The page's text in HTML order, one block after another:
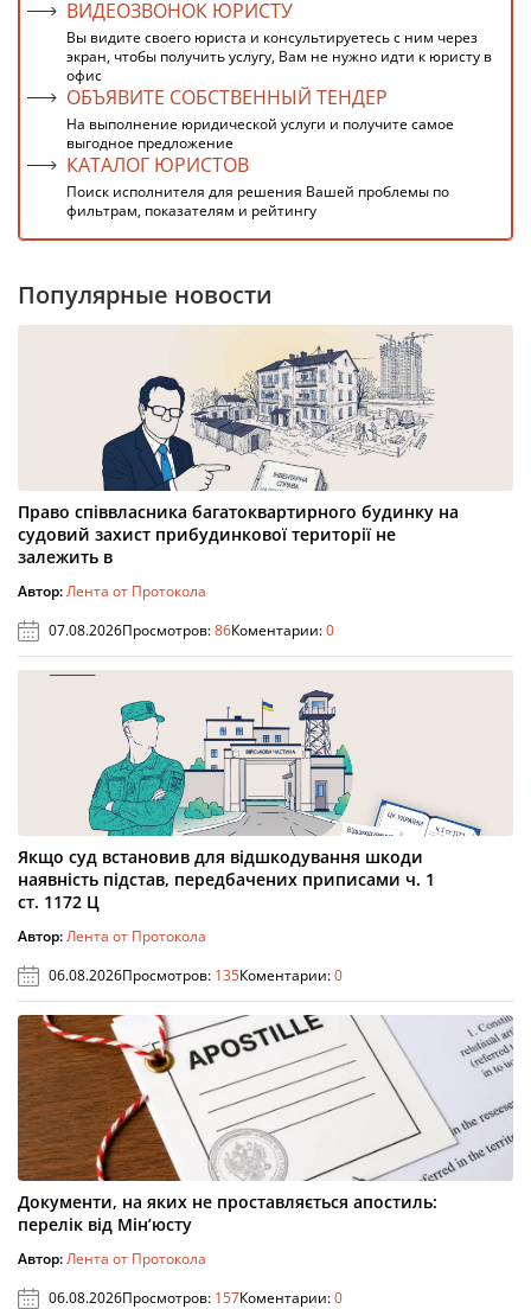
ВИДЕОЗВОНОК ЮРИСТУ
Вы видите своего юриста и консультируетесь с ним через
экран, чтобы получить услугу, Вам не нужно идти к юристу в
офис
ОБЪЯВИТЕ СОБСТВЕННЫЙ ТЕНДЕР
На выполнение юридической услуги и получите самое
выгодное предложение
КАТАЛОГ ЮРИСТОВ
Поиск исполнителя для решения Вашей проблемы по
фильтрам, показателям и рейтингу
Популярные новости
Право співвласника багатоквартирного будинку на
судовий захист прибудинкової території не
залежить в
Автор:Лента от Протокола
07.08.2026Просмотров:86Коментарии:0
Якщо суд встановив для відшкодування шкоди
наявність підстав, передбачених приписами ч. 1
ст. 1172 Ц
Автор:Лента от Протокола
06.08.2026Просмотров: 135Коментарии:0
Документи, на яких не проставляється апостиль:
перелік від Мін’юсту
Автор:Лента от Протокола
06.08.2026Просмотров: 157Коментарии:0